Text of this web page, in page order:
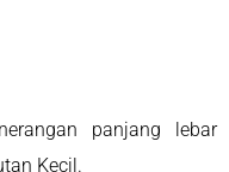
panjang lebar
Kecil.